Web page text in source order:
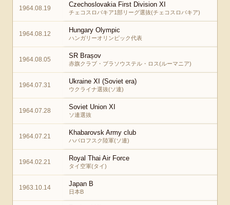
1964.08.19 Czechoslovakia First Division XI
チェコスロバキア1部リーグ選抜(チェコスロバキア)
1964.08.12 Hungary Olympic
ハンガリーオリンピック代表
1964.08.05 SR Brașov
赤旗クラブ・ブラソウステル・ロス(ルーマニア)
1964.07.31 Ukraine XI (Soviet era)
ウクライナ選抜(ソ連)
1964.07.28 Soviet Union XI
ソ連選抜
1964.07.21 Khabarovsk Army club
ハバロフスク陸軍(ソ連)
1964.02.21 Royal Thai Air Force
タイ空軍(タイ)
1963.10.14 Japan B
日本B